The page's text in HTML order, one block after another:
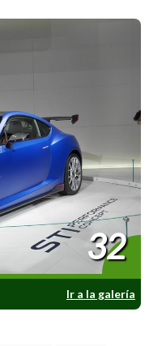
Ir a la galería
32